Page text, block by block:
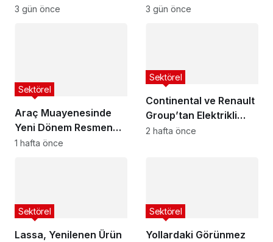
Süreçlerini
3 gün önce
Finansal Performans
3 gün önce
Araç Muayenesinde
Yeni Dönem Resmen
Başladı! Türkiye’nin
Sektörel
1 hafta önce
Continental ve Renault
Group’tan Elektrikli
Araçların Menzilini
Sektörel
2 hafta önce
Lassa, Yenilenen Ürün
Sektörel
Yollardaki Görünmez
Sektörel